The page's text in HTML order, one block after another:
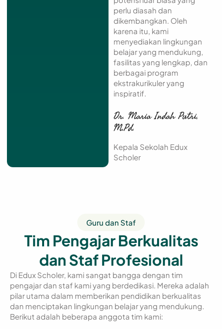
perlu diasah dan
dikembangkan. Oleh
karena itu, kami
menyediakan lingkungan
belajar yang mendukung,
fasilitas yang lengkap, dan
berbagai program
ekstrakurikuler yang
inspiratif.
Dr. Maria Indah Putri,
M.Pd.
Kepala Sekolah Edux
Scholer
Guru dan Staf
Tim Pengajar Berkualitas
dan Staf Profesional
Di Edux Scholer, kami sangat bangga dengan tim
pengajar dan staf kami yang berdedikasi. Mereka adalah
pilar utama dalam memberikan pendidikan berkualitas
dan menciptakan lingkungan belajar yang mendukung.
Berikut adalah beberapa anggota tim kami: